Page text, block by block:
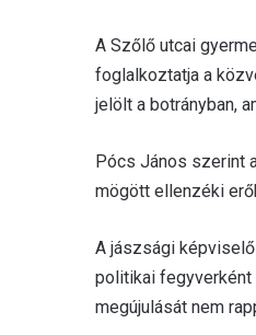
A Szőlő utcai
foglalkoztatja a
jelölt a botrányban,
Pócs János szerint
mögött ellenzéki
A jászsági
politikai fegyverként
megújulását nem